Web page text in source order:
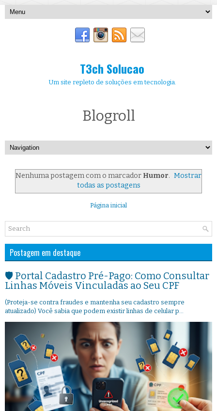
T3ch Solucao
Um site repleto de soluções em tecnologia.
Blogroll
Nenhuma postagem com o marcador Humor. Mostrar
todas as postagens
Página inicial
Postagem em destaque
🛡️ Portal Cadastro Pré-Pago: Como Consultar
Linhas Móveis Vinculadas ao Seu CPF
(Proteja-se contra fraudes e mantenha seu cadastro sempre
atualizado) Você sabia que podem existir linhas de celular p...